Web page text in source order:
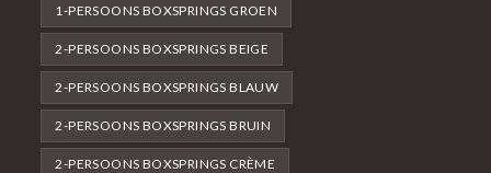
1-PERSOONS BOXSPRINGS GROEN
2-PERSOONS BOXSPRINGS BEIGE
2-PERSOONS BOXSPRINGS BLAUW
2-PERSOONS BOXSPRINGS BRUIN
2-PERSOONS BOXSPRINGS CRÈME